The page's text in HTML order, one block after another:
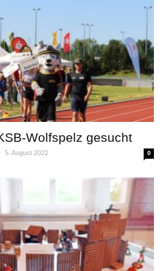
Wolfspelz gesucht
- 5. August 2022 0